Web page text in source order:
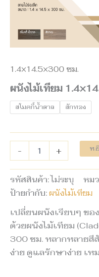
1.4×14.5×300 ซม.
ผนังไม้เทียม
สโมคกี้น้ำตาล สักทอง
- + ห
รหัสสินค้า: ไม่ระบุ หม
ป้ายกำกับ: ผนังไม้เทียม
เปลี่ยนผนังเรียบๆ ข
ด้วยผนังไม้เทียม
300 ซม. หลากหลายสี
ง่าย ดูแลรักษาง่าย เ